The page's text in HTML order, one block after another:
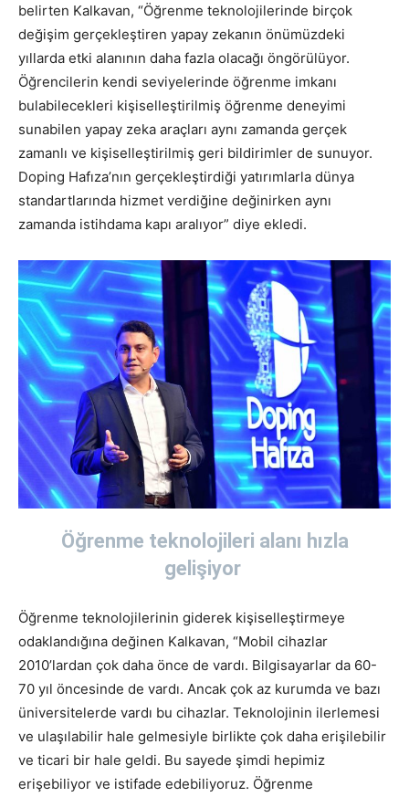
belirten Kalkavan, “Öğrenme teknolojilerinde birçok
değişim gerçekleştiren yapay zekanın önümüzdeki
yıllarda etki alanının daha fazla olacağı öngörülüyor.
Öğrencilerin kendi seviyelerinde öğrenme imkanı
bulabilecekleri kişiselleştirilmiş öğrenme deneyimi
sunabilen yapay zeka araçları aynı zamanda gerçek
zamanlı ve kişiselleştirilmiş geri bildirimler de sunuyor.
Doping Hafıza’nın gerçekleştirdiği yatırımlarla dünya
standartlarında hizmet verdiğine değinirken aynı
zamanda istihdama kapı aralıyor” diye ekledi.
Öğrenme teknolojileri alanı hızla
gelişiyor
Öğrenme teknolojilerinin giderek kişiselleştirmeye
odaklandığına değinen Kalkavan, “Mobil cihazlar
2010’lardan çok daha önce de vardı. Bilgisayarlar da 60-
70 yıl öncesinde de vardı. Ancak çok az kurumda ve bazı
üniversitelerde vardı bu cihazlar. Teknolojinin ilerlemesi
ve ulaşılabilir hale gelmesiyle birlikte çok daha erişilebilir
ve ticari bir hale geldi. Bu sayede şimdi hepimiz
erişebiliyor ve istifade edebiliyoruz. Öğrenme